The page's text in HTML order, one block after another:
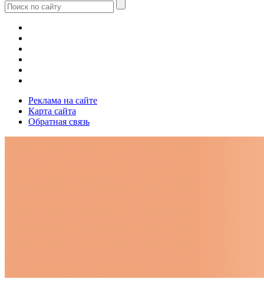
Реклама на сайте
Карта сайта
Обратная связь